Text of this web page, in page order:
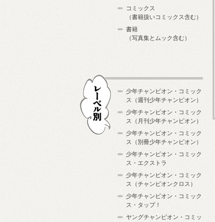
コミックス
（書籍扱いコミックス含む）
書籍
（写真集とムック含む）
少年チャンピオン・コミック
ス（週刊少年チャンピオン）
少年チャンピオン・コミック
ス（月刊少年チャンピオン）
少年チャンピオン・コミック
ス（別冊少年チャンピオン）
少年チャンピオン・コミック
ス・エクストラ
少年チャンピオン・コミック
ス（チャンピオンクロス）
少年チャンピオン・コミック
ス・タップ！
ヤングチャンピオン・コミッ